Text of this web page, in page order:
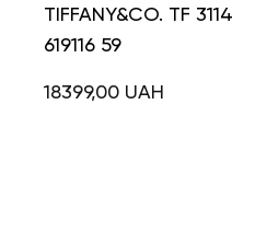
TIFFANY&CO. TF 3114
619116 59
18399,00 UAH